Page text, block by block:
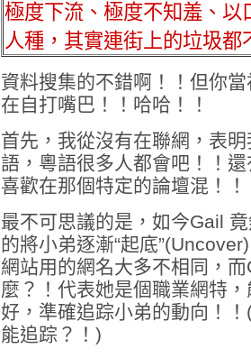
極度下流、極度不知羞、
人種，其實連街上的垃圾都
資料搜集的不錯啊！！但你
在自打嘴巴！！哈哈！！
首先，我從沒有在聯網，表
語，粵語很多人都會吧！！
喜歡在那個特定的論壇混！！
最不可思議的是，如今Gail
的將小弟逐漸“起底
網站用的網名大多不相同，
麼？！代表她是個職業網特
好，準確追踪小弟的動向！
能追踪？！)